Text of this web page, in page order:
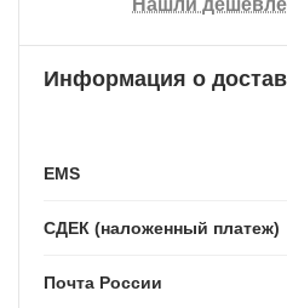
Нашли
Информация о
EMS
СДЕК (наложенный платеж)
Почта России